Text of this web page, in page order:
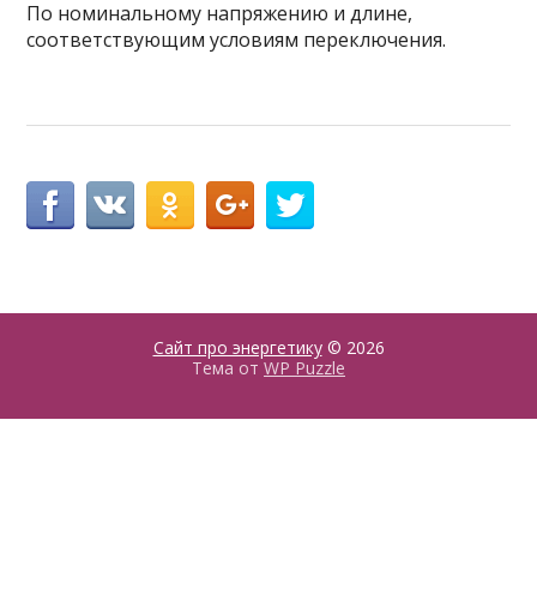
По номинальному напряжению и длине,
соответствующим условиям переключения.
Сайт про энергетику© 2026
Тема от WP Puzzle